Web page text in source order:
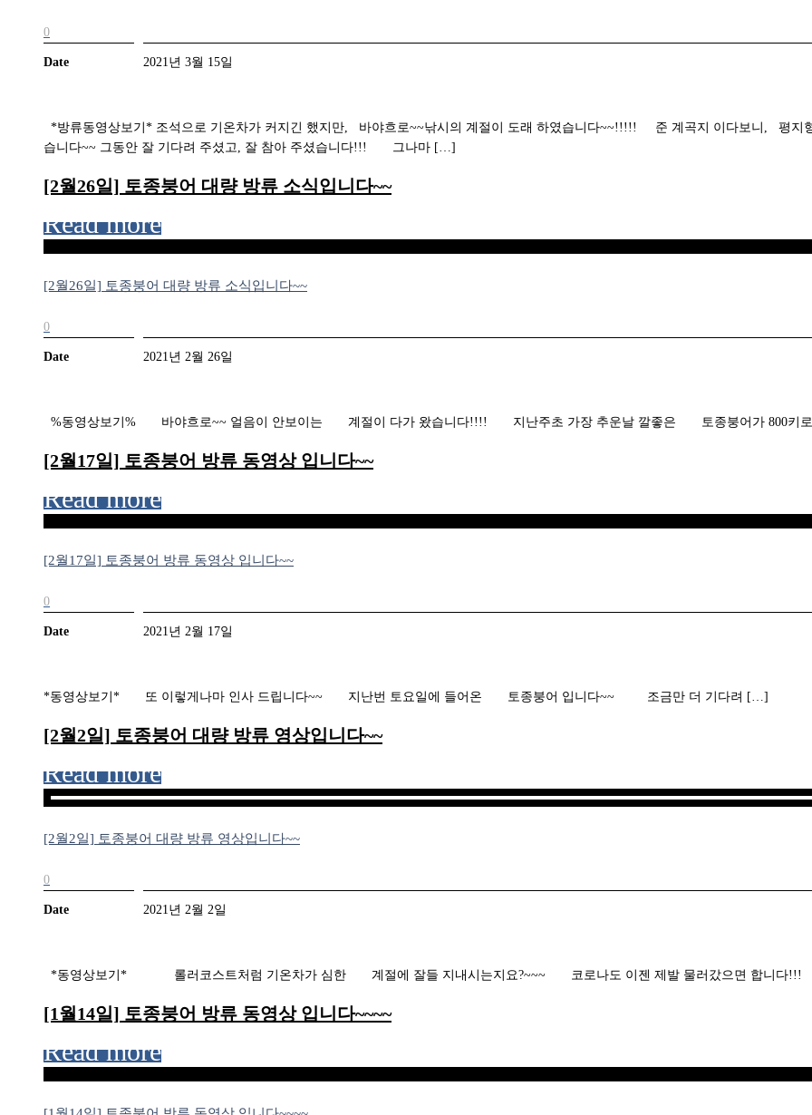
0
Date 2021년 3월 15일
​*방류동영상보기* 조석으로 기온차가 커지긴 했지만, 바야흐로~~낚시의 계절이 도래 하였습니다~~!!!!! 준 계곡지 이다보니, 평지
습니다~~ 그동안 잘 기다려 주셨고, 잘 참아 주셨습니다!!! 그나마 […]
[2월26일] 토종붕어 대량 방류 소식입니다~~
Read more
[2월26일] 토종붕어 대량 방류 소식입니다~~
0
Date 2021년 2월 26일
​%동영상보기% 바야흐로~~ 얼음이 안보이는 계절이 다가 왔습니다!!!! 지난주초 가장 추운날 깔좋은 토종붕어가 800키
[2월17일] 토종붕어 방류 동영상 입니다~~
Read more
[2월17일] 토종붕어 방류 동영상 입니다~~
0
Date 2021년 2월 17일
​*동영상보기* 또 이렇게나마 인사 드립니다~~ 지난번 토요일에 들어온 토종붕어 입니다~~ 조금만 더 기다려 […]
[2월2일] 토종붕어 대량 방류 영상입니다~~
Read more
[2월2일] 토종붕어 대량 방류 영상입니다~~
0
Date 2021년 2월 2일
​*동영상보기* 롤러코스트처럼 기온차가 심한 계절에 잘들 지내시는지요?~~~ 코로나도 이젠 제발 물러갔으면 합니다
[1월14일] 토종붕어 방류 동영상 입니다~~~~
Read more